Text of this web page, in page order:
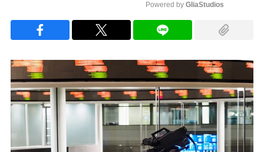
Powered by GliaStudios